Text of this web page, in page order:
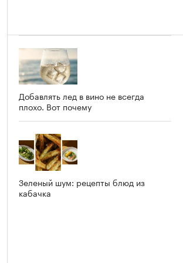
Добавлять лед в вино не всегда
плохо. Вот почему
Зеленый шум: рецепты блюд из
кабачка